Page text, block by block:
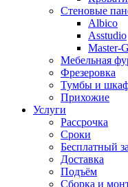
Стеновые
Albico
Asstudio
Master-
Мебельная
Фрезеровка
Тумбы и
Прихожие
Услуги
Рассрочка
Сроки
Бесплатный
Доставка
Подъём
Сборка и